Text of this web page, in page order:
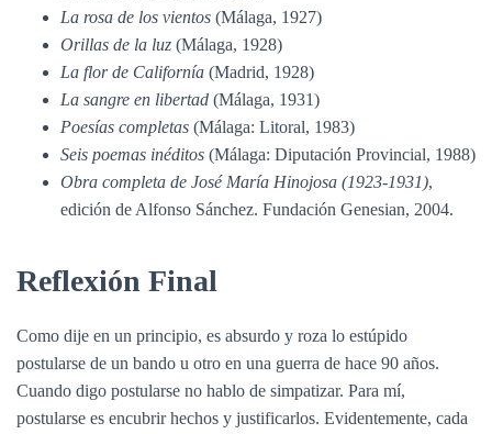
La rosa de los vientos (Málaga, 1927)
Orillas de la luz (Málaga, 1928)
La flor de Californía (Madrid, 1928)
La sangre en libertad (Málaga, 1931)
Poesías completas (Málaga: Litoral, 1983)
Seis poemas inéditos (Málaga: Diputación Provincial, 1988)
Obra completa de José María Hinojosa (1923-1931),
edición de Alfonso Sánchez. Fundación Genesian, 2004.
Reflexión Final
Como dije en un principio, es absurdo y roza lo estúpido
postularse de un bando u otro en una guerra de hace 90 años.
Cuando digo postularse no hablo de simpatizar. Para mí,
postularse es encubrir hechos y justificarlos. Evidentemente, cada